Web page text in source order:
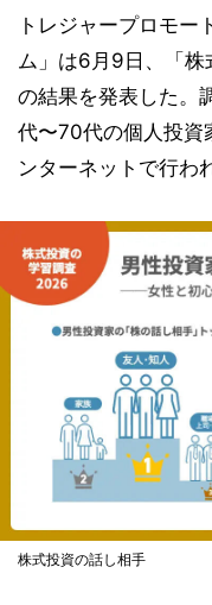
トレジャープロモー
ム」は6月9日、「株
の結果を発表した。
代〜70代の個人投資
ンターネットで行わ
株式投資の話し相手